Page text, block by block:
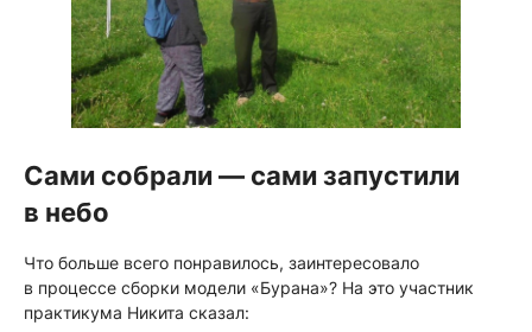
Сами собрали — сами запустили
в небо
Что больше всего понравилось, заинтересовало
в процессе сборки модели «Бурана»? На это участник
практикума Никита сказал: